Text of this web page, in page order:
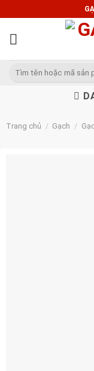
to
content
Tìm
Trang chủ / Gạch /